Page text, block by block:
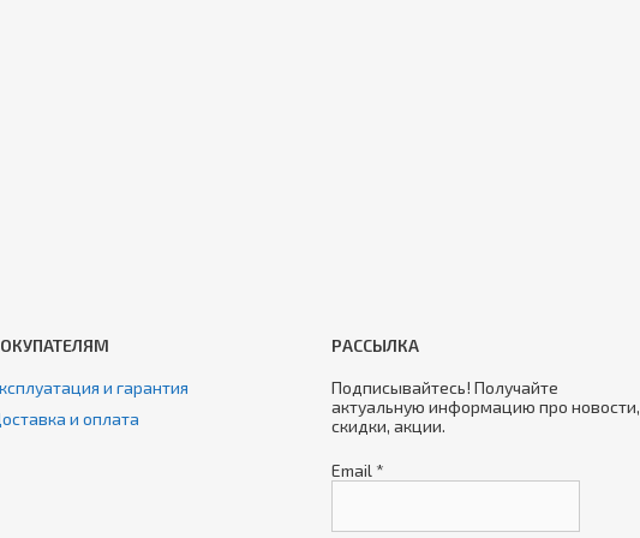
и гарантия
и оплата
РАССЫЛКА
Подписывайтесь! Получайте
актуальную информацию про новости,
скидки, акции.
Email *